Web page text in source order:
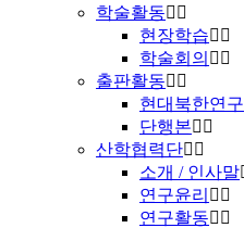
학술활동
현장학습
학술회의
출판활동
현대북한연구
단행본
산학협력단
소개 / 인사말
연구윤리
연구활동